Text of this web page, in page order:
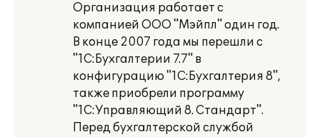
Организация работает с
компанией ООО "Мэйпл" один год.
В конце 2007 года мы перешли с
"1С:Бухгалтерии 7.7" в
конфигурацию "1С:Бухгалтерия 8",
также приобрели программу
"1С:Управляющий 8. Стандарт".
Перед бухгалтерской службой